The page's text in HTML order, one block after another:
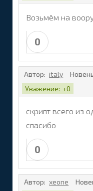
Возьмём на
0
Автор: italy
Уважение: +0
скрипт всего из
спасибо
0
Автор: xeone